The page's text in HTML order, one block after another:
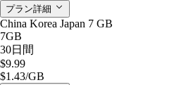
プラン詳細
China Korea Japan 7 GB
7GB
30日間
$9.99
$1.43/GB